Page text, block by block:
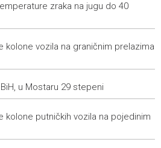
fire near Neum remains active
sixth night underground, trade
to join protest
konfederacija nerealna ideja, a EU
Balkan
Mustafića osvojio nagradu publike na
zraka na jugu do 40
kolone vozila na graničnim prelazima
u Mostaru 29 stepeni
kolone putničkih vozila na pojedinim